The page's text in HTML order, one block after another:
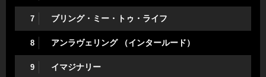
7 ブリング・ミー・トゥ・ライフ
8 アンラヴェリング （インタールード）
9 イマジナリー